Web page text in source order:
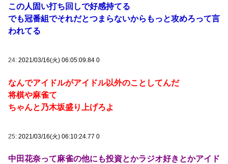
この人固い打ち回しで好感持てる
でも冠番組でそれだとつまらないからもっと攻めろって言
われてる
24: 2021/03/16(火) 06:05:09.84 0
なんでアイドルがアイドル以外のことしてんだ
将棋や麻雀て
ちゃんと乃木坂盛り上げろよ
25: 2021/03/16(火) 06:10:24.77 0
中田花奈って麻雀の他にも投資とかラジオ好きとかアイド